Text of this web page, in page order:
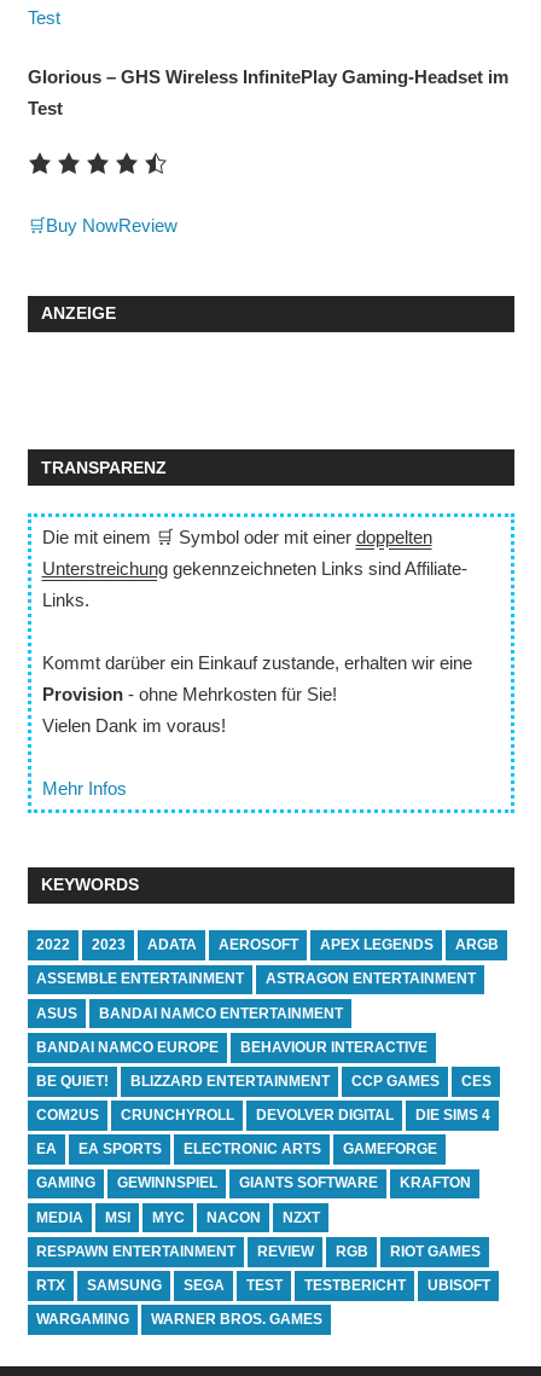
Glorious – GHS Wireless InfinitePlay Gaming-Headset im
Test
🛒Buy NowReview
ANZEIGE
TRANSPARENZ
Die mit einem 🛒 Symbol oder mit einer doppelten
Unterstreichunggekennzeichneten Links sind Affiliate-
Links.
Kommt darüber ein Einkauf zustande, erhalten wir eine
Provision- ohne Mehrkosten für Sie!
Vielen Dank im voraus!
Mehr Infos
KEYWORDS
2022 2023 ADATA AEROSOFT APEX LEGENDS ARGB
ASSEMBLE ENTERTAINMENT ASTRAGON ENTERTAINMENT
ASUS BANDAI NAMCO ENTERTAINMENT
BANDAI NAMCO EUROPE BEHAVIOUR INTERACTIVE
BE QUIET! BLIZZARD ENTERTAINMENT CCP GAMES CES
COM2US CRUNCHYROLL DEVOLVER DIGITAL DIE SIMS 4
EA EA SPORTS ELECTRONIC ARTS GAMEFORGE
GAMING GEWINNSPIEL GIANTS SOFTWARE KRAFTON
MEDIA MSI MYC NACON NZXT
RESPAWN ENTERTAINMENT REVIEW RGB RIOT GAMES
RTX SAMSUNG SEGA TEST TESTBERICHT UBISOFT
WARGAMING WARNER BROS. GAMES